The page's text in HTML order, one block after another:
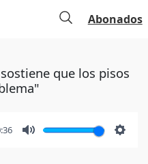
Abonados
que los pisos